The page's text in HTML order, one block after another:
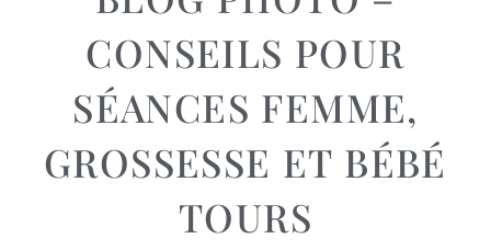
CONSEILS POUR
SÉANCES FEMME,
GROSSESSE ET BÉBÉ
TOURS